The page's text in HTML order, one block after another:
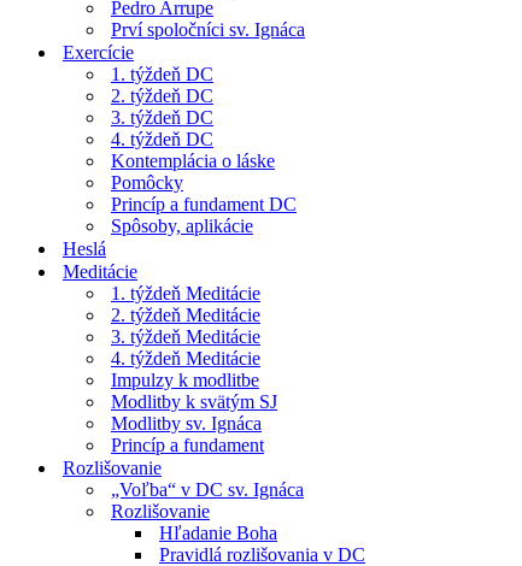
Pedro Arrupe
Prví spoločníci sv. Ignáca
Exercície
1. týždeň DC
2. týždeň DC
3. týždeň DC
4. týždeň DC
Kontemplácia o láske
Pomôcky
Princíp a fundament DC
Spôsoby, aplikácie
Heslá
Meditácie
1. týždeň Meditácie
2. týždeň Meditácie
3. týždeň Meditácie
4. týždeň Meditácie
Impulzy k modlitbe
Modlitby k svätým SJ
Modlitby sv. Ignáca
Princíp a fundament
Rozlišovanie
„Voľba“ v DC sv. Ignáca
Rozlišovanie
Hľadanie Boha
Pravidlá rozlišovania v DC